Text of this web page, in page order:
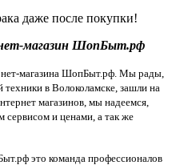
даже после покупки!
магазин ШопБыт.рф
магазина ШопБыт.рф. Мы рады,
в Волоколамске, зашли на
магазинов, мы надеемся,
сервисом и ценами, а так же
это команда профессионалов